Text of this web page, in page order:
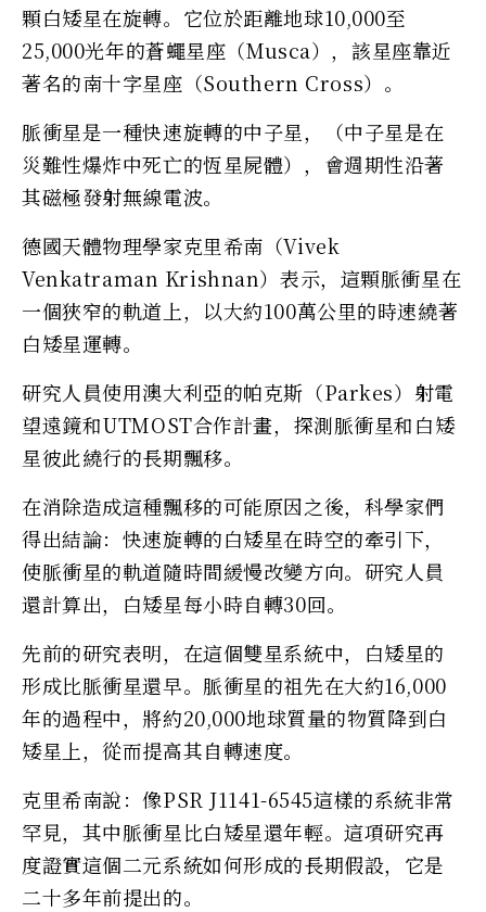
顆白矮星在旋轉。它位於距離地球10,000至
25,000光年的蒼蠅星座（Musca），該星座靠近
著名的南十字星座（Southern Cross）。
脈衝星是一種快速旋轉的中子星，（中子星是在
災難性爆炸中死亡的恆星屍體），會週期性沿著
其磁極發射無線電波。
德國天體物理學家克里希南（Vivek
Venkatraman Krishnan）表示，這顆脈衝星在
一個狹窄的軌道上，以大約100萬公里的時速繞著
白矮星運轉。
研究人員使用澳大利亞的帕克斯（Parkes）射電
望遠鏡和UTMOST合作計畫，探測脈衝星和白矮
星彼此繞行的長期飄移。
在消除造成這種飄移的可能原因之後，科學家們
得出結論：快速旋轉的白矮星在時空的牽引下，
使脈衝星的軌道隨時間緩慢改變方向。研究人員
還計算出，白矮星每小時自轉30回。
先前的研究表明，在這個雙星系統中，白矮星的
形成比脈衝星還早。脈衝星的祖先在大約16,000
年的過程中，將約20,000地球質量的物質降到白
矮星上，從而提高其自轉速度。
克里希南說：像PSR J1141-6545這樣的系統非常
罕見，其中脈衝星比白矮星還年輕。這項研究再
度證實這個二元系統如何形成的長期假設，它是
二十多年前提出的。